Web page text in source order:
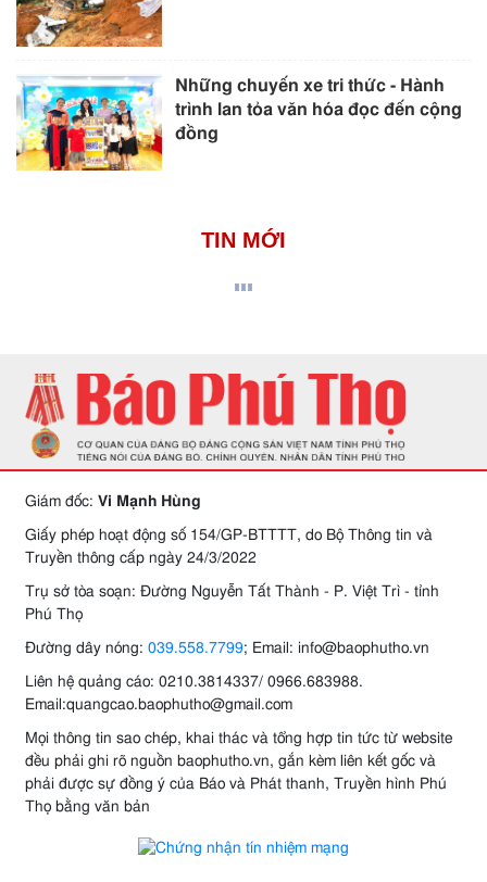
Những chuyến xe tri thức - Hành
trình lan tỏa văn hóa đọc đến cộng
đồng
TIN MỚI
Giám đốc: Vi Mạnh Hùng
Giấy phép hoạt động số 154/GP-BTTTT, do Bộ Thông tin và
Truyền thông cấp ngày 24/3/2022
Trụ sở tòa soạn: Đường Nguyễn Tất Thành - P. Việt Trì - tỉnh
Phú Thọ
Đường dây nóng: 039.558.7799; Email: info@baophutho.vn
Liên hệ quảng cáo: 0210.3814337/ 0966.683988.
Email:quangcao.baophutho@gmail.com
Mọi thông tin sao chép, khai thác và tổng hợp tin tức từ website
đều phải ghi rõ nguồn baophutho.vn, gắn kèm liên kết gốc và
phải được sự đồng ý của Báo và Phát thanh, Truyền hình Phú
Thọ bằng văn bản